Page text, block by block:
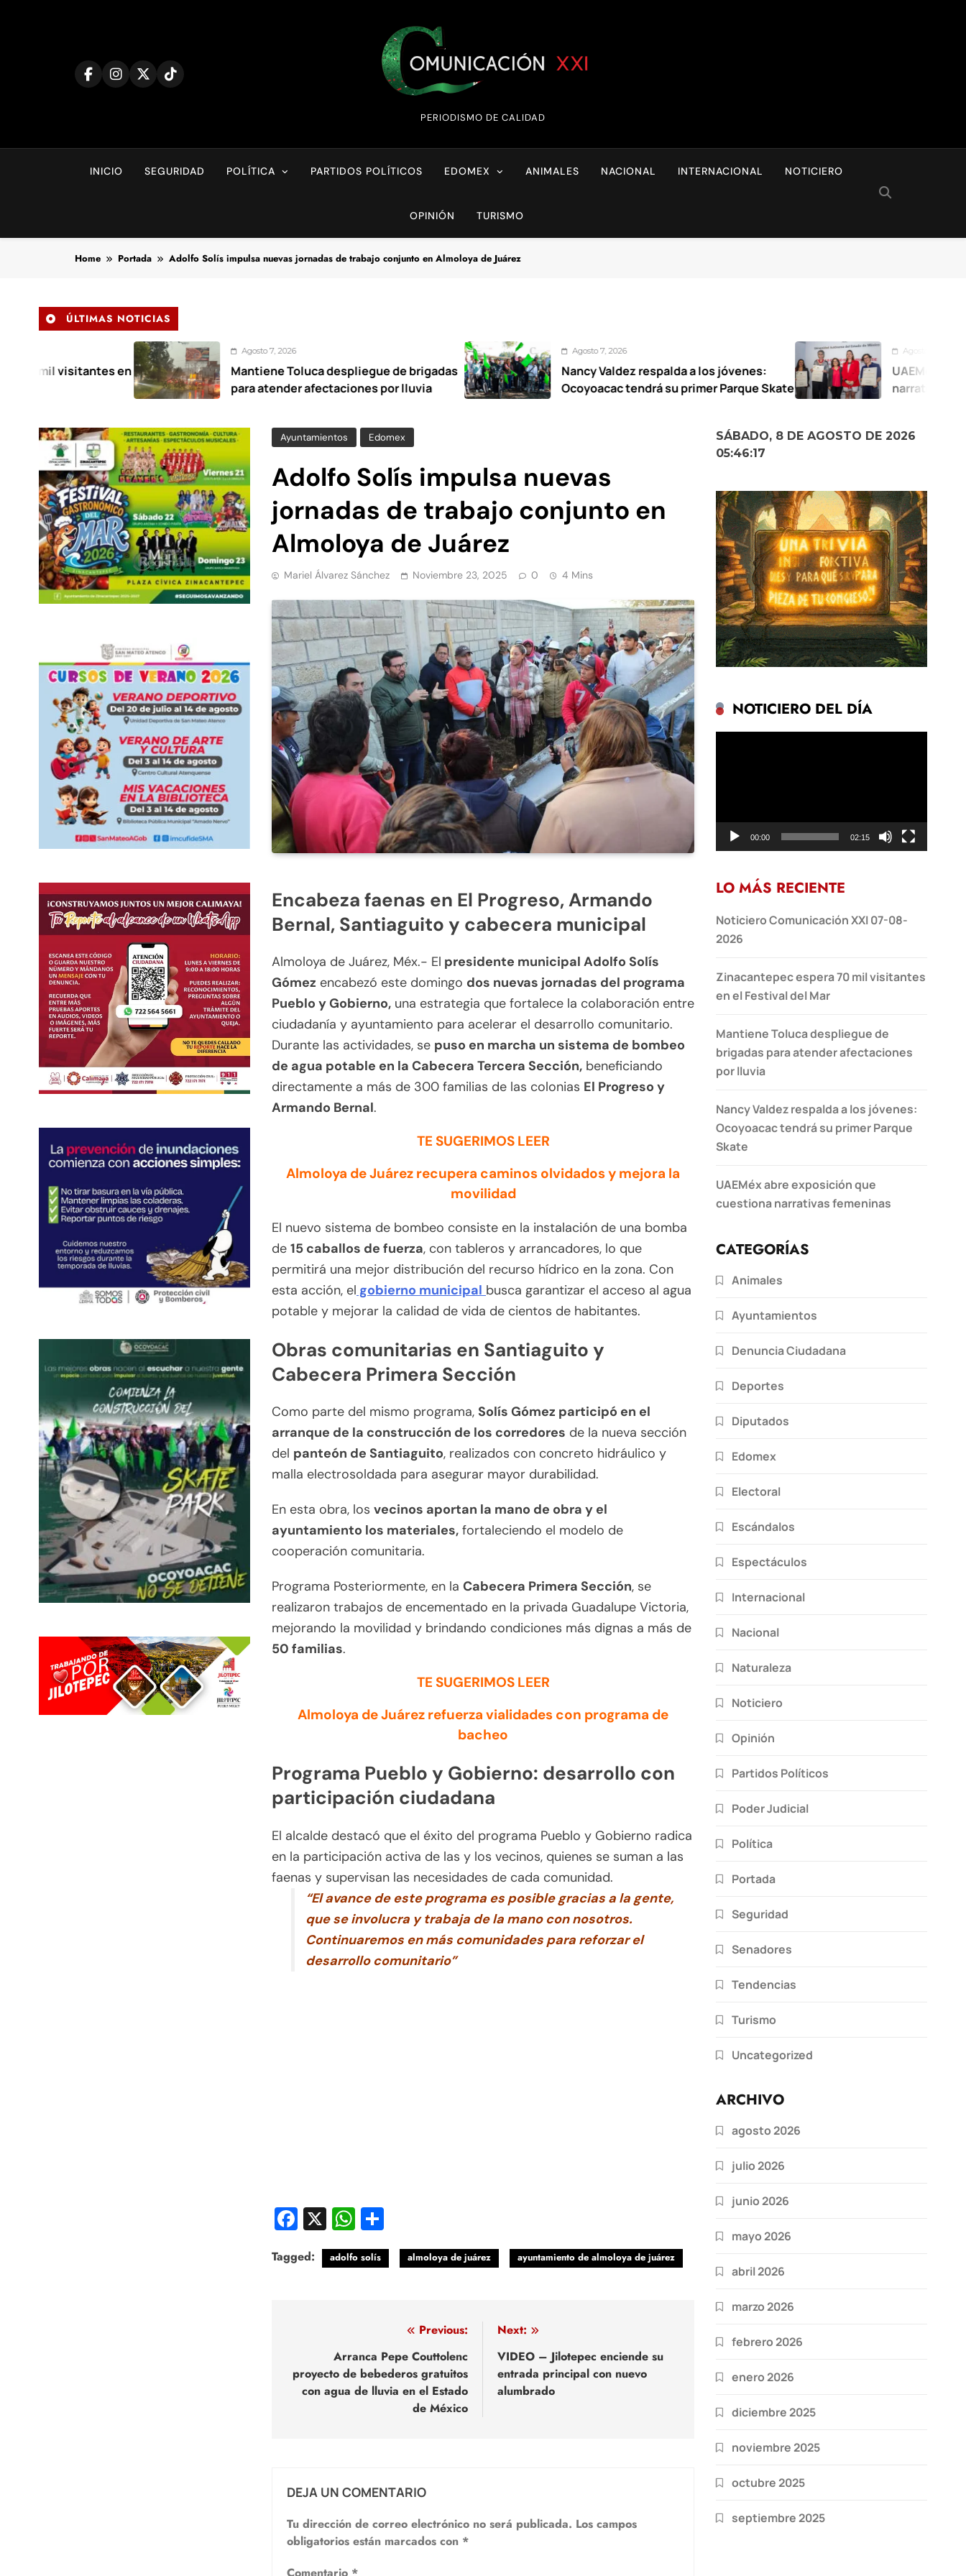
Comunicación XXI
PERIODISMO DE CALIDAD
INICIO SEGURIDAD POLÍTICA PARTIDOS POLÍTICOS EDOMEX ANIMALES NACIONAL INTERNACIONAL NOTICIERO
OPINIÓN TURISMO
Home Portada Adolfo Solís impulsa nuevas jornadas de trabajo conjunto en Almoloya de Juárez
ÚLTIMAS NOTICIAS
en
Agosto 7, 2026
Mantiene Toluca despliegue de brigadas
para atender afectaciones por lluvia
Agosto 7, 2026
Nancy Valdez respalda a los jóvenes:
Ocoyoacac tendrá su primer Parque Skate
Agosto 7, 2026
UAEMéx abre exposición
narrativas femeninas
Ayuntamientos Edomex
Adolfo Solís impulsa nuevas
jornadas de trabajo conjunto en
Almoloya de Juárez
Mariel Álvarez Sánchez Noviembre 23, 2025 0 4 Mins
Encabeza faenas en El Progreso, Armando
Bernal, Santiaguito y cabecera municipal
Almoloya de Juárez, Méx.- El presidente municipal Adolfo Solís
Gómez encabezó este domingo dos nuevas jornadas del programa
Pueblo y Gobierno, una estrategia que fortalece la colaboración entre
ciudadanía y ayuntamiento para acelerar el desarrollo comunitario.
Durante las actividades, se puso en marcha un sistema de bombeo
de agua potable en la Cabecera Tercera Sección, beneficiando
directamente a más de 300 familias de las colonias El Progreso y
Armando Bernal.
TE SUGERIMOS LEER
Almoloya de Juárez recupera caminos olvidados y mejora la
movilidad
El nuevo sistema de bombeo consiste en la instalación de una bomba
de 15 caballos de fuerza, con tableros y arrancadores, lo que
permitirá una mejor distribución del recurso hídrico en la zona. Con
esta acción, el gobierno municipal busca garantizar el acceso al agua
potable y mejorar la calidad de vida de cientos de habitantes.
Obras comunitarias en Santiaguito y
Cabecera Primera Sección
Como parte del mismo programa, Solís Gómez participó en el
arranque de la construcción de los corredores de la nueva sección
del panteón de Santiaguito, realizados con concreto hidráulico y
malla electrosoldada para asegurar mayor durabilidad.
En esta obra, los vecinos aportan la mano de obra y el
ayuntamiento los materiales, fortaleciendo el modelo de
cooperación comunitaria.
Programa Posteriormente, en la Cabecera Primera Sección, se
realizaron trabajos de encementado en la privada Guadalupe Victoria,
mejorando la movilidad y brindando condiciones más dignas a más de
50 familias.
TE SUGERIMOS LEER
Almoloya de Juárez refuerza vialidades con programa de
bacheo
Programa Pueblo y Gobierno: desarrollo con
participación ciudadana
El alcalde destacó que el éxito del programa Pueblo y Gobierno radica
en la participación activa de las y los vecinos, quienes se suman a las
faenas y supervisan las necesidades de cada comunidad.
“El avance de este programa es posible gracias a la gente,
que se involucra y trabaja de la mano con nosotros.
Continuaremos en más comunidades para reforzar el
desarrollo comunitario”
Facebook
X WhatsApp
Tagged: adolfo solís almoloya de juárez ayuntamiento de almoloya de juárez
entradas
Previous:
Arranca Pepe Couttolenc
proyecto de bebederos gratuitos
con agua de lluvia en el Estado
de México
Next:
VIDEO – Jilotepec enciende su
entrada principal con nuevo
alumbrado
DEJA UN COMENTARIO
Tu dirección de correo electrónico no será publicada. Los campos
obligatorios están marcados con *
Comentario *
SÁBADO, 8 DE AGOSTO DE 2026
05:46:19
NOTICIERO DEL DÍA
00:00 02:15
LO MÁS RECIENTE
Noticiero Comunicación XXI 07-08-
2026
Zinacantepec espera 70 mil visitantes
en el Festival del Mar
Mantiene Toluca despliegue de
brigadas para atender afectaciones
por lluvia
Nancy Valdez respalda a los jóvenes:
Ocoyoacac tendrá su primer Parque
Skate
UAEMéx abre exposición que
cuestiona narrativas femeninas
CATEGORÍAS
Animales
Ayuntamientos
Denuncia Ciudadana
Deportes
Diputados
Edomex
Electoral
Escándalos
Espectáculos
Internacional
Nacional
Naturaleza
Noticiero
Opinión
Partidos Políticos
Poder Judicial
Política
Portada
Seguridad
Senadores
Tendencias
Turismo
Uncategorized
ARCHIVO
agosto 2026
julio 2026
junio 2026
mayo 2026
abril 2026
marzo 2026
febrero 2026
enero 2026
diciembre 2025
noviembre 2025
octubre 2025
septiembre 2025